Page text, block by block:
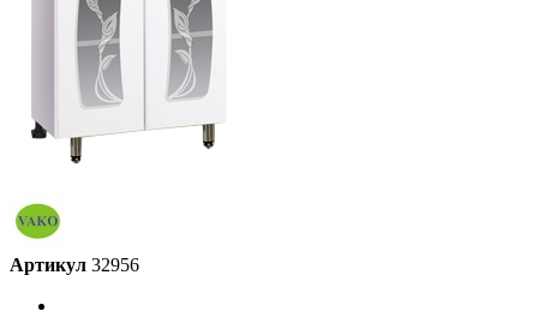
Артикул 32956